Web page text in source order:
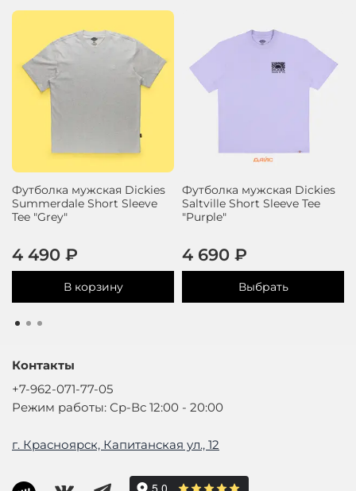
Футболка мужская Dickies
Summerdale Short Sleeve
Tee "Grey"
4 490 ₽
В корзину
Футболка мужская Dickies
Saltville Short Sleeve Tee
"Purple"
4 690 ₽
Выбрать
Контакты
+7-962-071-77-05
Режим работы: Ср-Вс 12:00 - 20:00
г. Красноярск, Капитанская ул., 12